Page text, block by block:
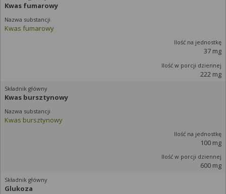
Kwas fumarowy
Kwas fumarowy
37 mg
222 mg
Kwas bursztynowy
Kwas bursztynowy
100 mg
600 mg
Glukoza